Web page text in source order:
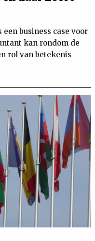
business case voor
kan rondom de
rol van betekenis